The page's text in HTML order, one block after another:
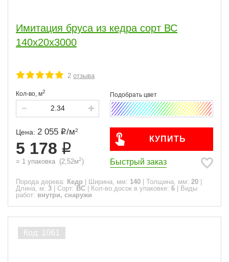
Имитация бруса из кедра сорт ВС
140x20x3000
2 отзыва
Кол-во, м2
Цена: 2 055 /м2
5 178
= 1 упаковка (2,52м2)
КУПИТЬ
Быстрый заказ
Порода дерева: Кедр Ширина, мм: 140 Толщина, мм: 20
Длина, м: 3 Сорт: ВС Кол-во досок в упаковке: 6
Виды
работ: внутри, снаружи